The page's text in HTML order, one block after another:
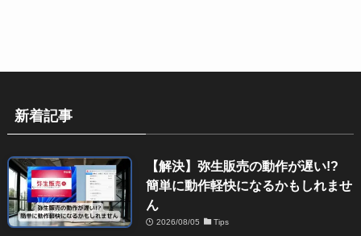
新着記事
【解決】弥生販売の動作が遅い!?
簡単に動作軽快になるかもしれませ
ん
2026/08/05 Tips